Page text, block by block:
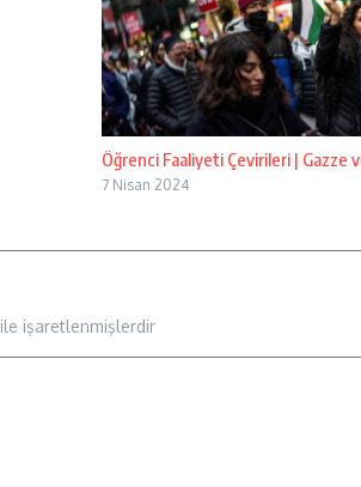
Öğrenci Faaliyeti Çevirileri | Gazze
7 Nisan 2024
ile işaretlenmişlerdir